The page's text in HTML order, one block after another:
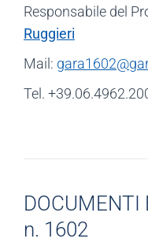
Responsabile del
Ruggieri
Mail:
Tel.
DOCUMENTI
n. 1602